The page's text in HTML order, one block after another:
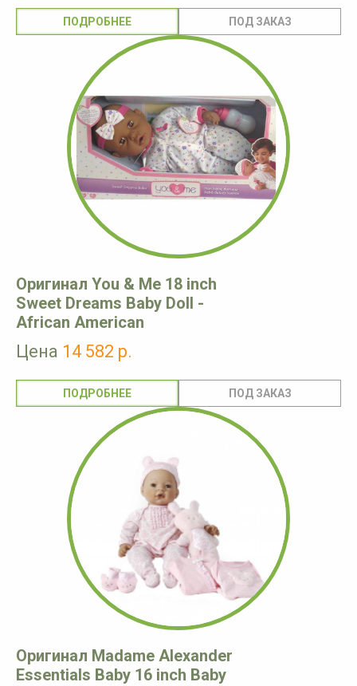
ПОДРОБНЕЕ
Оригинал You & Me 18 inch
Sweet Dreams Baby Doll -
African American
Цена 14 582 р.
ПОДРОБНЕЕ
Оригинал Madame Alexander
Essentials Baby 16 inch Baby